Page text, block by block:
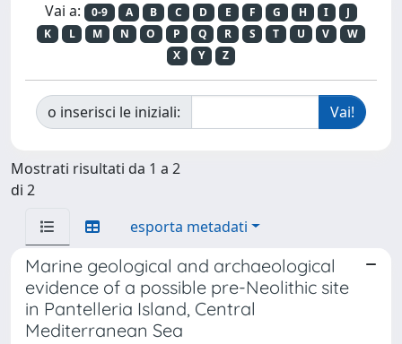
Vai a: 0-9 A B C D E F G H I
J
K
L M N O P Q R S T U V
W
X
Y Z
o inserisci le iniziali:
Mostrati risultati da 1 a 2
di 2
esporta metadati
Marine geological and archaeological
evidence of a possible pre-Neolithic site
in Pantelleria Island, Central
Mediterranean Sea